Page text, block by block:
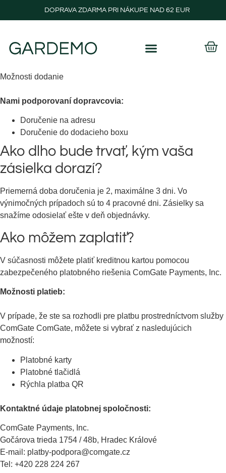
DOPRAVA ZDARMA PRI NÁKUPE NAD 62 EUR
Možnosti dodanie
Nami podporovaní dopravcovia:
Doručenie na adresu
Doručenie do dodacieho boxu
Ako dlho bude trvať, kým vaša
zásielka dorazí?
Priemerná doba doručenia je 2, maximálne 3 dni. Vo
výnimočných prípadoch sú to 4 pracovné dni. Zásielky sa
snažíme odosielať ešte v deň objednávky.
Ako môžem zaplatiť?
V súčasnosti môžete platiť kreditnou kartou pomocou
zabezpečeného platobného riešenia ComGate Payments, Inc.
Možnosti platieb:
V prípade, že ste sa rozhodli pre platbu prostredníctvom služby
ComGate ComGate, môžete si vybrať z nasledujúcich
možností:
Platobné karty
Platobné tlačidlá
Rýchla platba QR
Kontaktné údaje platobnej spoločnosti:
ComGate Payments, Inc.
Gočárova trieda 1754 / 48b, Hradec Králové
E-mail: platby-podpora@comgate.cz
Tel: +420 228 224 267